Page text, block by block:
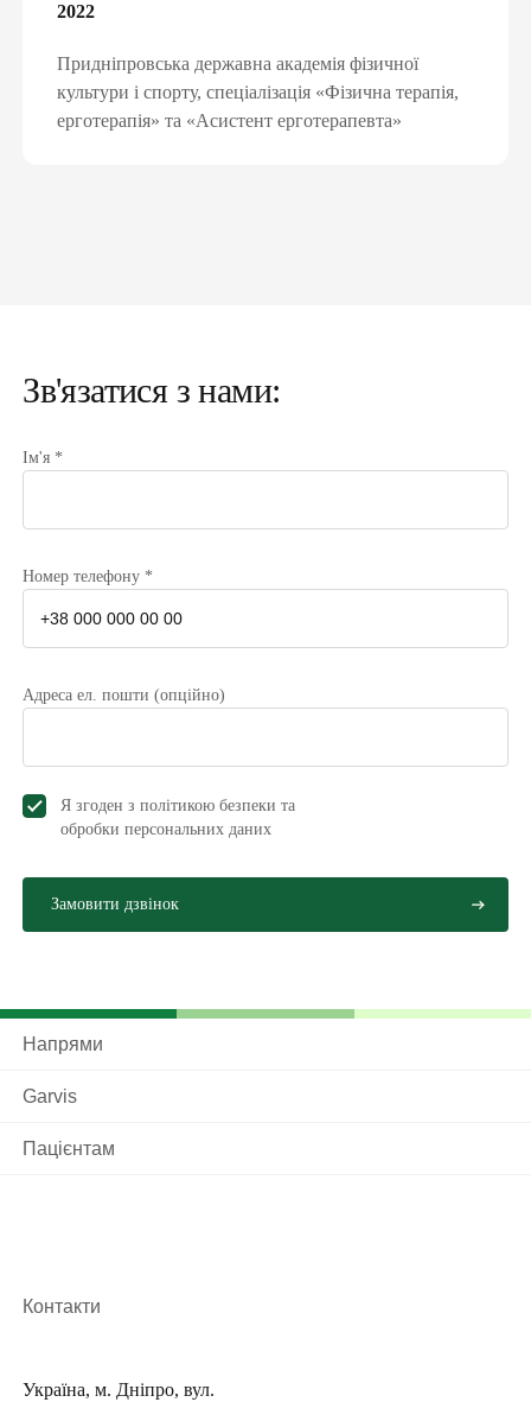
2022
Придніпровська державна академія фізичної
культури і спорту, спеціалізація «Фізична терапія,
ерготерапія» та «Асистент ерготерапевта»
Зв'язатися з нами:
Ім'я *
Номер телефону *
Адреса ел. пошти (опційно)
Я згоден з політикою безпеки та
обробки персональних даниx
Напрями
Garvis
Пацієнтам
Контакти
Україна, м. Дніпро, вул.